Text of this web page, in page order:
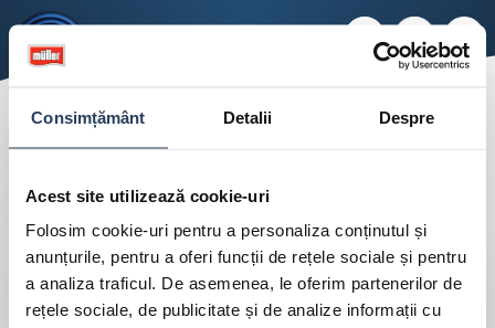
Consimțământ Detalii Despre
Acest site utilizează cookie-uri
Folosim cookie-uri pentru a personaliza conținutul și
anunțurile, pentru a oferi funcții de rețele sociale și pentru
a analiza traficul. De asemenea, le oferim partenerilor de
rețele sociale, de publicitate și de analize informații cu